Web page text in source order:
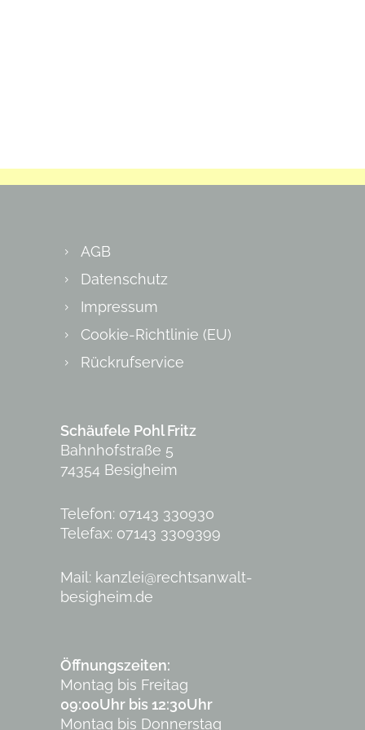
AGB
Datenschutz
Impressum
Cookie-Richtlinie (EU)
Rückrufservice
Schäufele Pohl Fritz
Bahnhofstraße 5
74354 Besigheim
Telefon: 07143 330930
Telefax: 07143 3309399
Mail: kanzlei@rechtsanwalt-
besigheim.de
Öffnungszeiten:
Montag bis Freitag
09:00Uhr bis 12:30Uhr
Montag bis Donnerstag